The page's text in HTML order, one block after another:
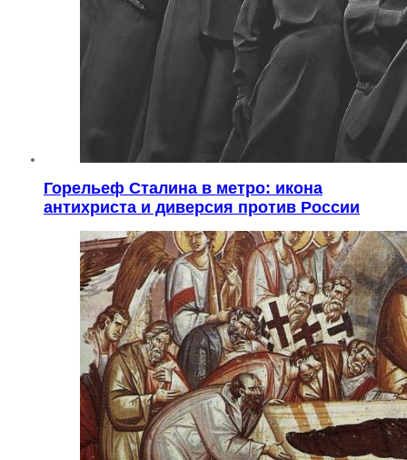
Горельеф Сталина в метро: икона
антихриста и диверсия против России